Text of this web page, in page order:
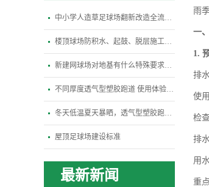
雨
一
1.
排
使
检
排
用
重
中小学人造草足球场翻新改造全流程指南
楼顶球场防积水、起鼓、脱层施工关键规范
新建网球场对地基有什么特殊要求？平整度、排水坡度标准是多少
不同厚度透气型塑胶跑道 使用体验差异全解析
冬天低温夏天暴晒，透气型塑胶跑道会变硬开裂吗？
屋顶足球场建设标准
最新新闻